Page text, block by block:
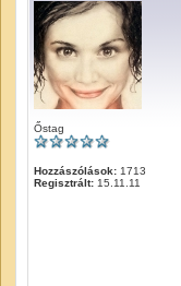
Őstag
Hozzászólások: 1713
Regisztrált: 15.11.11